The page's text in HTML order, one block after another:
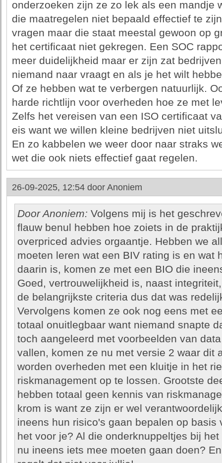
onderzoeken zijn ze zo lek als een mandje
die maatregelen niet bepaald effectief te
vragen maar die staat meestal gewoon op
het certificaat niet gekregen. Een SOC
meer duidelijkheid maar er zijn zat
niemand naar vraagt en als je het wilt
Of ze hebben wat te verbergen natuurlijk.
harde richtlijn voor overheden hoe ze met
Zelfs het vereisen van een ISO certificaat
eis want we willen kleine bedrijven niet
En zo kabbelen we weer door naar straks
wet die ook niets effectief gaat regelen.
26-09-2025, 12:54 door Anoniem
Door Anoniem: Volgens mij is het
flauw benul hebben hoe zoiets in de
overpriced advies orgaantje. Hebben we
moeten leren wat een BIV rating is en wat
daarin is, komen ze met een BIO die
Goed, vertrouwelijkheid is, naast
de belangrijkste criteria dus dat was
Vervolgens komen ze ook nog eens met
totaal onuitlegbaar want niemand snapte
toch aangeleerd met voorbeelden van
vallen, komen ze nu met versie 2 waar dit
worden overheden met een kluitje in het
riskmanagement op te lossen. Grootste
hebben totaal geen kennis van
krom is want ze zijn er wel
ineens hun risico's gaan bepalen op basis
het voor je? Al die onderknuppeltjes bij
nu ineens iets mee moeten gaan doen?